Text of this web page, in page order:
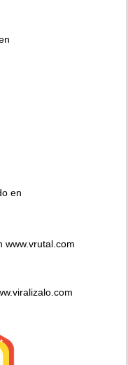
en
www.vrutal.com